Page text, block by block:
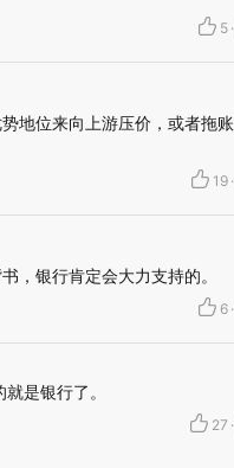
5 ·
地位来向上游压价，或者拖账
19 ·
，银行肯定会大力支持的。
6 ·
是银行了。
27 ·